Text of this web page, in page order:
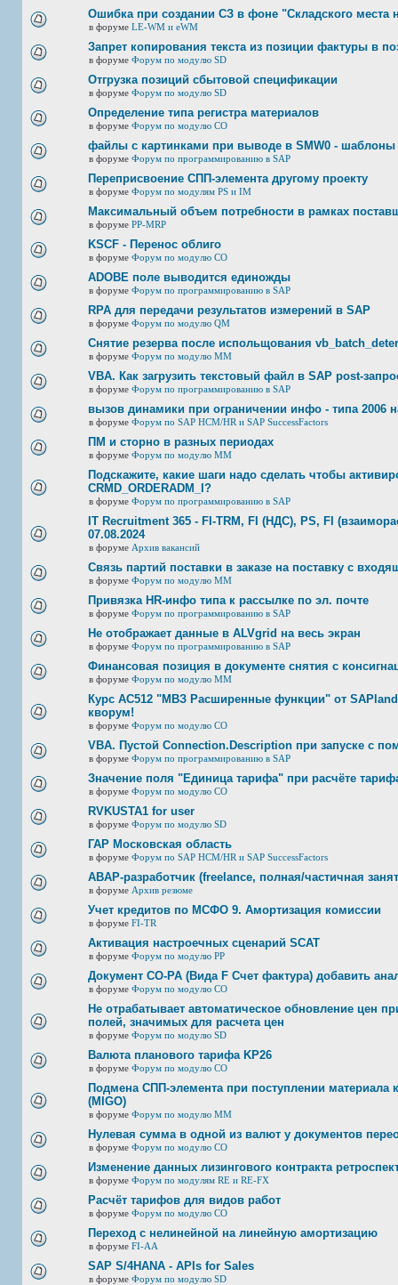
Ошибка при создании СЗ в фоне "Складского места
в форуме LE-WM и eWM
Запрет копирования текста из позиции фактуры в
в форуме Форум по модулю SD
Отгрузка позиций сбытовой спецификации
в форуме Форум по модулю SD
Определение типа регистра материалов
в форуме Форум по модулю СО
файлы с картинками при выводе в SMW0 - шаблоны
в форуме Форум по программированию в SAP
Переприсвоение СПП-элемента другому проекту
в форуме Форум по модулям PS и IM
Максимальный объем потребности в рамках
в форуме PP-MRP
KSCF - Перенос облиго
в форуме Форум по модулю СО
ADOBE поле выводится единожды
в форуме Форум по программированию в SAP
RPA для передачи результатов измерений в SAP
в форуме Форум по модулю QM
Снятие резерва после испольщования
в форуме Форум по модулю ММ
VBA. Как загрузить текстовый файл в SAP post-
в форуме Форум по программированию в SAP
вызов динамики при ограничении инфо - типа 2006
в форуме Форум по SAP HCM/HR и SAP SuccessFactors
ПМ и сторно в разных периодах
в форуме Форум по модулю ММ
Подскажите, какие шаги надо сделать чтобы
CRMD_ORDERADM_I?
в форуме Форум по программированию в SAP
IT Recruitment 365 - FI-TRM, FI (НДС), PS, FI
07.08.2024
в форуме Архив вакансий
Связь партий поставки в заказе на поставку с
в форуме Форум по модулю ММ
Привязка HR-инфо типа к рассылке по эл. почте
в форуме Форум по программированию в SAP
Не отображает данные в ALVgrid на весь экран
в форуме Форум по программированию в SAP
Финансовая позиция в документе снятия с
в форуме Форум по модулю ММ
Курс AC512 "МВЗ Расширенные функции" от
кворум!
в форуме Форум по модулю СО
VBA. Пустой Connection.Description при запуске с
в форуме Форум по программированию в SAP
Значение поля "Единица тарифа" при расчёте
в форуме Форум по модулю СО
RVKUSTA1 for user
в форуме Форум по модулю SD
ГАР Московская область
в форуме Форум по SAP HCM/HR и SAP SuccessFactors
ABAP-разработчик (freelance, полная/частичная
в форуме Архив резюме
Учет кредитов по МСФО 9. Амортизация комиссии
в форуме FI-TR
Активация настроечных сценарий SCAT
в форуме Форум по модулю РР
Документ CO-PA (Вида F Счет фактура) добавить
в форуме Форум по модулю СО
Не отрабатывает автоматическое обновление цен
полей, значимых для расчета цен
в форуме Форум по модулю SD
Валюта планового тарифа KP26
в форуме Форум по модулю СО
Подмена СПП-элемента при поступлении материала к
(MIGO)
в форуме Форум по модулю ММ
Нулевая сумма в одной из валют у документов
в форуме Форум по модулю СО
Изменение данных лизингового контракта
в форуме Форум по модулям RE и RE-FX
Расчёт тарифов для видов работ
в форуме Форум по модулю СО
Переход с нелинейной на линейную амортизацию
в форуме FI-AA
SAP S/4HANA - APIs for Sales
в форуме Форум по модулю SD